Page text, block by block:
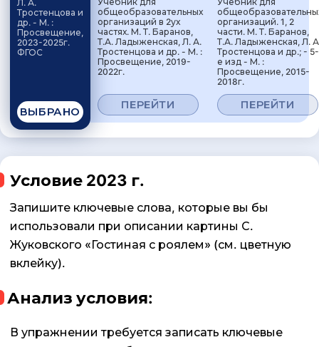
Л. А.
Тростенцова и
др. - М. :
Просвещение,
2023-2025г.
ФГОС
ВЫБРАНО
общеобразовательных
организаций в 2ух
частях. М. Т. Баранов,
Т.А. Ладыженская, Л. А.
Тростенцова и др. - М. :
Просвещение, 2019-
2022г.
ПЕРЕЙТИ
организаций. 1, 2
части. М. Т. Баранов,
Т.А. Ладыженская, Л.
Тростенцова и др.; - 5-
е изд - М. :
Просвещение, 2015-
2018г.
ПЕРЕЙТИ
Условие 2023 г.
Запишите ключевые слова, которые вы бы
использовали при описании картины С.
Жуковского «Гостиная с роялем» (см. цветную
вклейку).
Анализ условия:
В упражнении требуется записать ключевые